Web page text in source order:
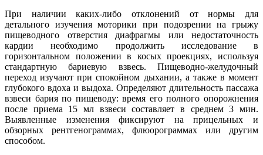
При наличии каких-либо отклонений от нормы для
детального изучения моторики при подозрении на грыжу
пищеводного отверстия диафрагмы или недостаточность
кардии необходимо продолжить исследование в
горизонтальном положении в косых проекциях, используя
стандартную бариевую взвесь. Пищеводно-желудочный
переход изучают при спокойном дыхании, а также в момент
глубокого вдоха и выдоха. Определяют длительность пассажа
взвеси бария по пищеводу: время его полного опорожнения
после приема 15 мл взвеси составляет в среднем 3 мин.
Выявленные изменения фиксируют на прицельных и
обзорных рентгенограммах, флюорограммах или другим
способом.